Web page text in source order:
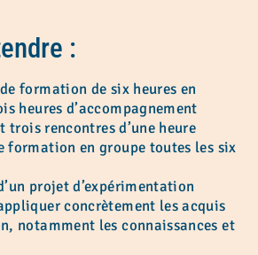
:
formation de six heures en
heures d’accompagnement
rencontres d’une heure
formation en groupe toutes les six
projet d’expérimentation
concrètement les acquis
notamment les connaissances et